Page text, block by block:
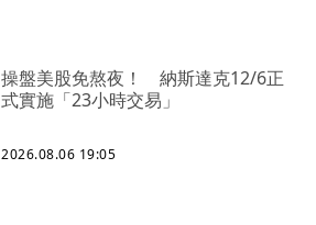
操盤美股免熬夜！ 納斯達克12/6正
式實施「23小時交易」
2026.08.06 19:05